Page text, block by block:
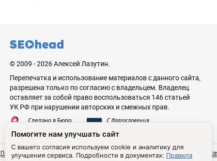
© 2009 - 2026 Алексей Лазутин.
Перепечатка и использование материалов с данного сайта,
разрешена только по согласию с владельцем. Владелец
оставляет за собой право воспользоваться 146 статьей
УК РФ при нарушении авторских и смежных прав.
Сделано в Бюро
С благословения
Политика обработки персональных данныхСогласие на обработку ПДнПравила cookie
Помогите нам улучшать сайт
С вашего согласия используем cookie и аналитику для
улучшения сервиса. Подробности в документах: Правила